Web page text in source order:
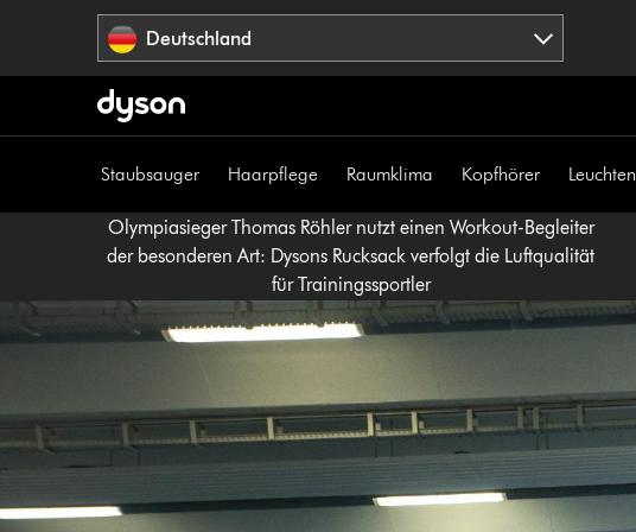
Deutschland
Staubsauger Haarpflege Raumklima Kopfhörer Leuchten
Olympiasieger Thomas Röhler nutzt einen Workout-Begleiter
der besonderen Art: Dysons Rucksack verfolgt die Luftqualität
für Trainingssportler